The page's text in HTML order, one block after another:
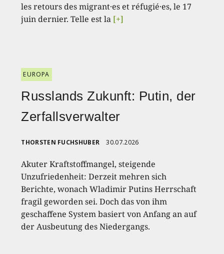
les retours des migrant·es et réfugié·es, le 17
juin dernier. Telle est la [+]
EUROPA
Russlands Zukunft: Putin, der
Zerfallsverwalter
THORSTEN FUCHSHUBER 30.07.2026
Akuter Kraftstoffmangel, steigende
Unzufriedenheit: Derzeit mehren sich
Berichte, wonach Wladimir Putins Herrschaft
fragil geworden sei. Doch das von ihm
geschaffene System basiert von Anfang an auf
der Ausbeutung des Niedergangs.